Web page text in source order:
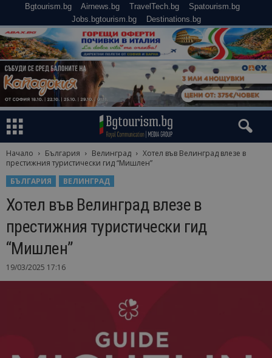
Bgtourism.bg Airnews.bg TravelTech.bg
Spatourism.bg
Jobs.bgtourism.bg
Destinations.bg
Начало България Велинград
Хотел във Велинград влезе в
престижния туристически гид “Мишлен”
БЪЛГАРИЯ
ВЕЛИНГРАД
Хотел във Велинград влезе в
престижния туристически гид
“Мишлен”
19/03/2025 17:16